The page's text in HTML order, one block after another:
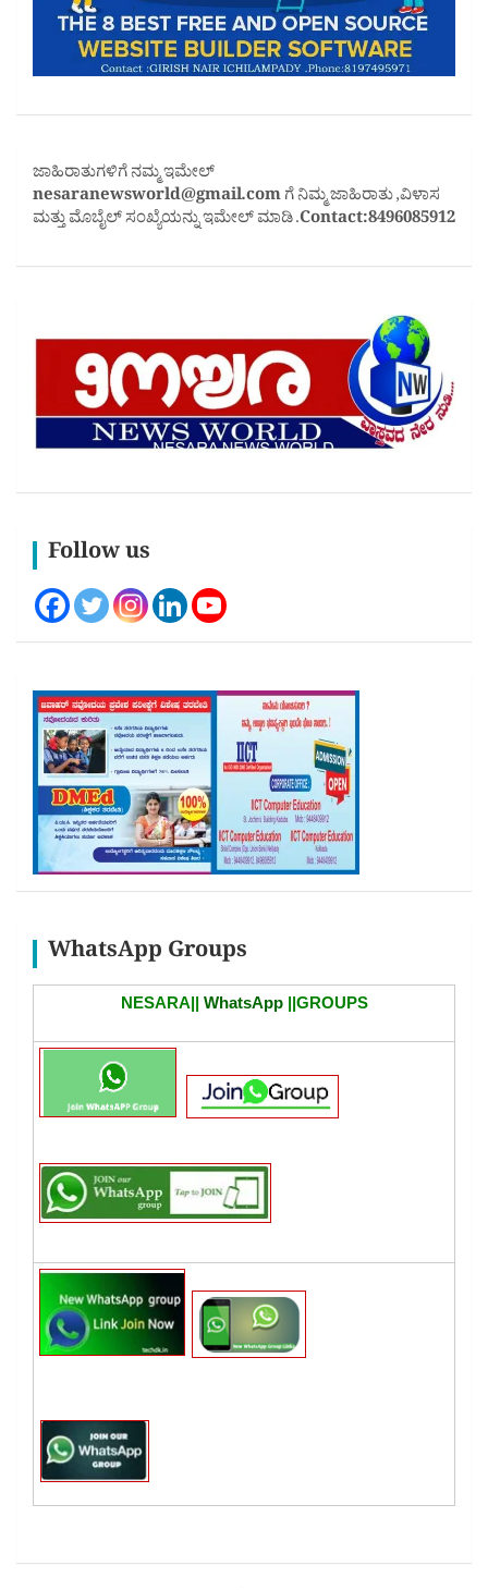
ಜಾಹಿರಾತುಗಳಿಗೆ ನಮ್ಮ ಇಮೇಲ್
nesaranewsworld@gmail.comಗೆ ನಿಮ್ಮ ಜಾಹಿರಾತು ,ವಿಳಾಸ
ಮತ್ತು ಮೊಬೈಲ್ ಸಂಖ್ಯೆಯನ್ನು ಇಮೇಲ್ ಮಾಡಿ .Contact:8496085912
Follow us
WhatsApp Groups
NESARA|| WhatsApp||GROUPS